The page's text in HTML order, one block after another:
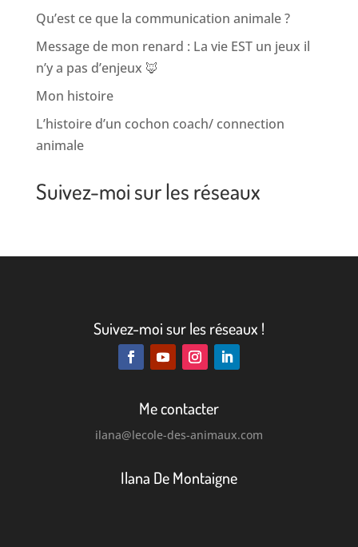
Qu’est ce que la communication animale ?
Message de mon renard : La vie EST un jeux il
n’y a pas d’enjeux 🦊
Mon histoire
L’histoire d’un cochon coach/ connection
animale
Suivez-moi sur les réseaux
Suivez-moi sur les réseaux !
Me contacter
ilana@lecole-des-animaux.com
Ilana De Montaigne